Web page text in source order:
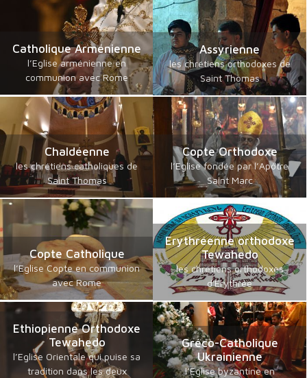
Catholique Arménienne
l’Eglise arménienne en
communion avec Rome
Assyrienne
les chrétiens orthodoxes de
Saint Thomas
Chaldéenne
les chrétiens catholiques de
Saint Thomas
Copte Orthodoxe
l’Eglise fondée par l’Apôtre
Saint Marc
Copte Catholique
l’Eglise Copte en communion
avec Rome
Erythréenne orthodoxe
Tewahedo
les chrétiens orthodoxes
d'Erythrée
Ethiopienne Orthodoxe
Tewahedo
l’Eglise Orientale qui puise sa
tradition dans les deux
Gréco-Catholique
Ukrainienne
l’Eglise byzantine en